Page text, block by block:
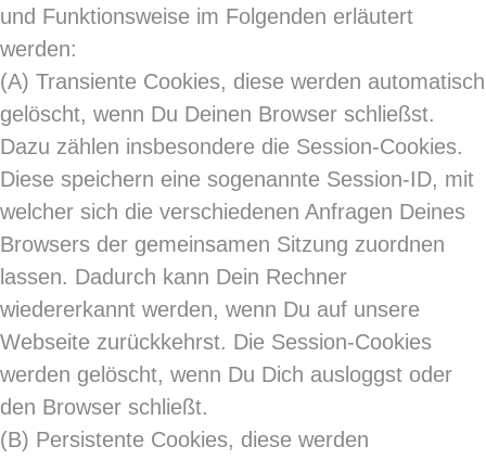
und Funktionsweise im Folgenden erläutert
werden:
(A) Transiente Cookies, diese werden automatisch
gelöscht, wenn Du Deinen Browser schließst.
Dazu zählen insbesondere die Session-Cookies.
Diese speichern eine sogenannte Session-ID, mit
welcher sich die verschiedenen Anfragen Deines
Browsers der gemeinsamen Sitzung zuordnen
lassen. Dadurch kann Dein Rechner
wiedererkannt werden, wenn Du auf unsere
Webseite zurückkehrst. Die Session-Cookies
werden gelöscht, wenn Du Dich ausloggst oder
den Browser schließt.
(B) Persistente Cookies, diese werden